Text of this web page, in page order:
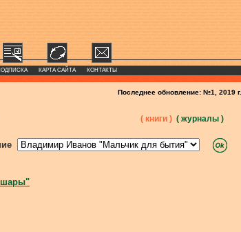
КАРТА САЙТА КОНТАКТЫ
Последнее обновление: №1, 2019 г.
( книги ) ( журналы )
шары"